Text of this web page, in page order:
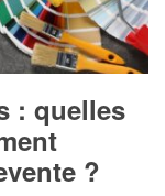
: quelles
?